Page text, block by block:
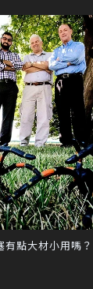
有點大材小用嗎